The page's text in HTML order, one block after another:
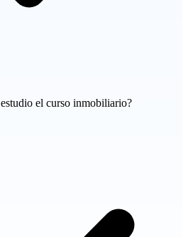
el curso inmobiliario?